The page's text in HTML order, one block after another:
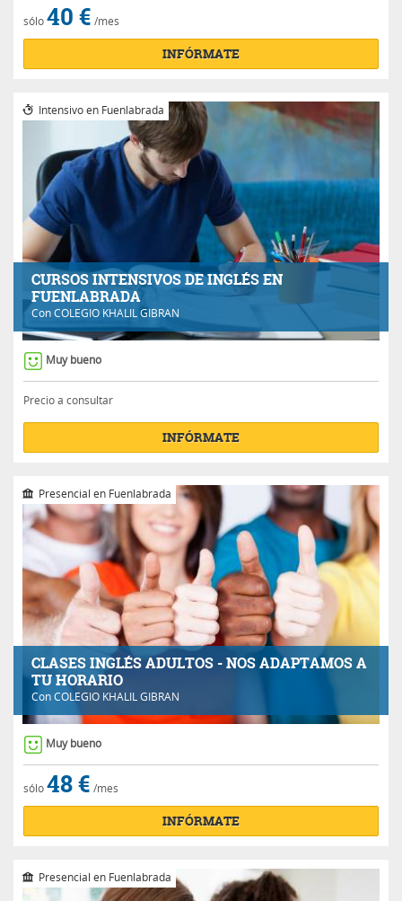
sólo40 € /mes
INFÓRMATE
CURSOS INTENSIVOS DE INGLÉS EN
FUENLABRADA
ConCOLEGIO KHALIL GIBRAN
Intensivo en Fuenlabrada
Muy bueno
Precio a consultar
INFÓRMATE
CLASES INGLÉS ADULTOS - NOS ADAPTAMOS A
TU HORARIO
ConCOLEGIO KHALIL GIBRAN
Presencial en Fuenlabrada
Muy bueno
sólo48 € /mes
INFÓRMATE
Presencial en Fuenlabrada